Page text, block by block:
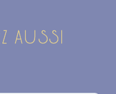
AUSSI